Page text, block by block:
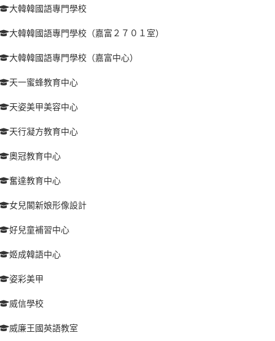
大韓韓國語專門學校
大韓韓國語專門學校（嘉富２７０１室）
大韓韓國語專門學校（嘉富中心）
天一蜜蜂教育中心
天姿美甲美容中心
天行凝方教育中心
奧冠教育中心
奮達教育中心
女兒閣新娘形像設計
好兒童補習中心
姬成韓語中心
姿彩美甲
威信學校
威廉王國英語教室